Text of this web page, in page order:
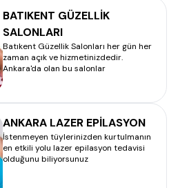
BATIKENT GÜZELLİK
SALONLARI
Batıkent Güzellik Salonları her gün her
zaman açık ve hizmetinizdedir.
Ankara'da olan bu salonlar
ANKARA LAZER EPİLASYON
İstenmeyen tüylerinizden kurtulmanın
en etkili yolu lazer epilasyon tedavisi
olduğunu biliyorsunuz